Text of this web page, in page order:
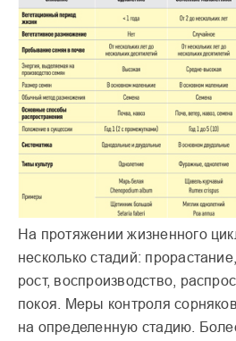
На протяжении жизненного
несколько стадий:
рост, воспроизводство,
покоя. Меры контроля
на опре­деленную стадию.